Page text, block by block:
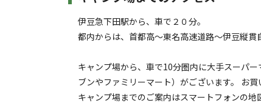
伊豆急下田駅から、車で２０分。
都内からは、首都高～東名高速道路～伊豆縦貫
キャンプ場から、車で10分圏内に大手スーパ
ブンやファミリーマート）がございます。 お
キャンプ場までのご案内はスマートフォンの